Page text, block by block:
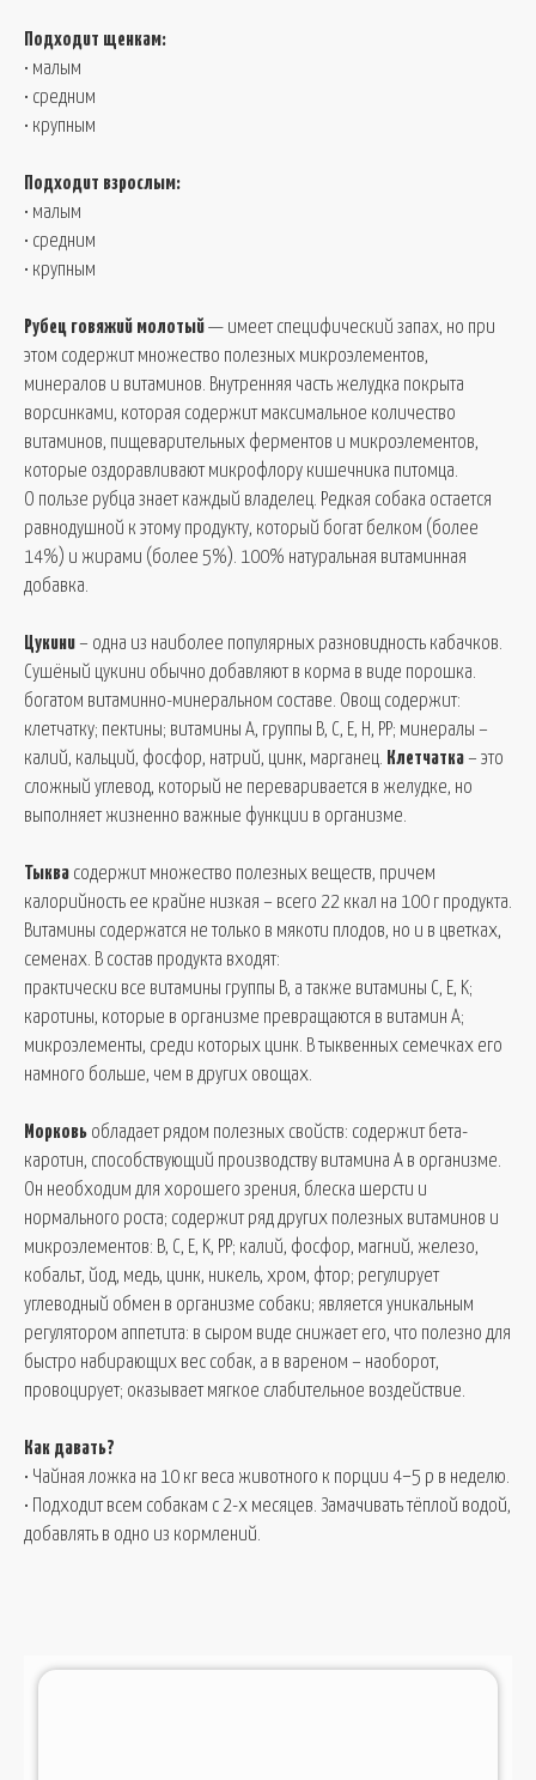
Подходит щенкам:
• малым
• средним
• крупным
Подходит взрослым:
• малым
• средним
• крупным
Рубец говяжий молотый— имеет специфический запах, но при
этом содержит множество полезных микроэлементов,
минералов и витаминов. Внутренняя часть желудка покрыта
ворсинками, которая содержит максимальное количество
витаминов, пищеварительных ферментов и микроэлементов,
которые оздоравливают микрофлору кишечника питомца.
О пользе рубца знает каждый владелец. Редкая собака остается
равнодушной к этому продукту, который богат белком (более
14%) и жирами (более 5%). 100% натуральная витаминная
добавка.
Цукини– одна из наиболее популярных разновидность кабачков.
Сушёный цукини обычно добавляют в корма в виде порошка.
богатом витаминно-минеральном составе. Овощ содержит:
клетчатку; пектины; витамины A, группы B, C, E, H, PP; минералы –
калий, кальций, фосфор, натрий, цинк, марганец. Клетчатка– это
сложный углевод, который не переваривается в желудке, но
выполняет жизненно важные функции в организме.
Тыква содержит множество полезных веществ, причем
калорийность ее крайне низкая – всего 22 ккал на 100 г продукта.
Витамины содержатся не только в мякоти плодов, но и в цветках,
семенах. В состав продукта входят:
практически все витамины группы B, а также витамины C, E, K;
каротины, которые в организме превращаются в витамин A;
микроэлементы, среди которых цинк. В тыквенных семечках его
намного больше, чем в других овощах.
Морковь обладает рядом полезных свойств: содержит бета-
каротин, способствующий производству витамина A в организме.
Он необходим для хорошего зрения, блеска шерсти и
нормального роста; содержит ряд других полезных витаминов и
микроэлементов: B, C, E, K, PP; калий, фосфор, магний, железо,
кобальт, йод, медь, цинк, никель, хром, фтор; регулирует
углеводный обмен в организме собаки; является уникальным
регулятором аппетита: в сыром виде снижает его, что полезно для
быстро набирающих вес собак, а в вареном – наоборот,
провоцирует; оказывает мягкое слабительное воздействие.
Как давать?
• Чайная ложка на 10 кг веса животного к порции 4−5 р в неделю.
• Подходит всем собакам с 2-х месяцев. Замачивать тёплой водой,
добавлять в одно из кормлений.